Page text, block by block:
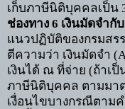
เก็บภาษีนิติบุคคลเป็น
ช่องทาง 6 เงินมัดจำกั
แนวปฏิบัติของกรมสร
ตีความว่า เงินมัดจำ (
เงินได้ ณ ที่จ่าย (ถ้าเป็
ภาษีนิติบุคคล ตามมา
เงื่อนไขบางกรณีตาม